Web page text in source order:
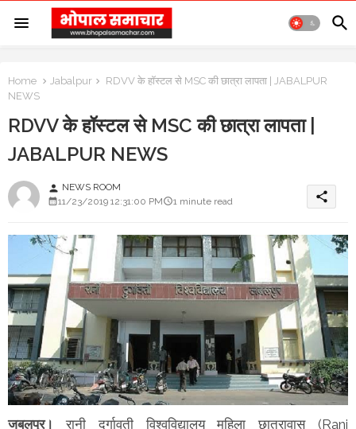
Home Jabalpur
RDVV के हॉस्टल से MSC की छात्रा लापता | JABALPUR
NEWS
RDVV के हॉस्टल से MSC की छात्रा लापता |
JABALPUR NEWS
person NEWS ROOM
11/23/2019 12:31:00 PM
1 minute read share
जबलपुर। रानी दुर्गावती विश्वविद्यालय महिला छात्रावास (Rani